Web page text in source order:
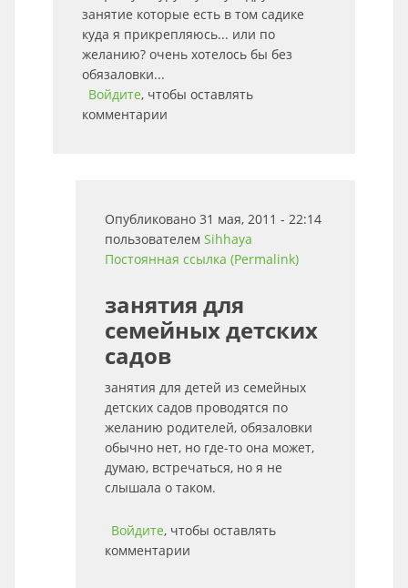
занятие которые есть в том садике
куда я прикрепляюсь... или по
желанию? очень хотелось бы без
обязаловки...
Войдите, чтобы оставлять
комментарии
Опубликовано 31 мая, 2011 - 22:14
пользователем Sihhaya
Постоянная ссылка (Permalink)
занятия для
семейных детских
садов
занятия для детей из семейных
детских садов проводятся по
желанию родителей, обязаловки
обычно нет, но где-то она может,
думаю, встречаться, но я не
слышала о таком.
Войдите, чтобы оставлять
комментарии